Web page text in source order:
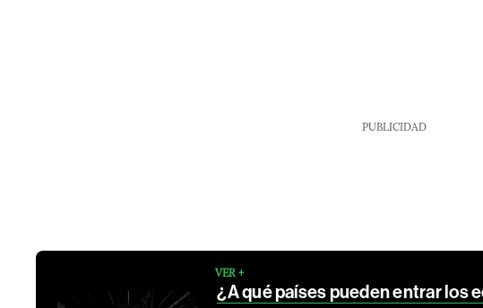
PUBLICIDAD
VER +
¿A qué países pueden entrar los